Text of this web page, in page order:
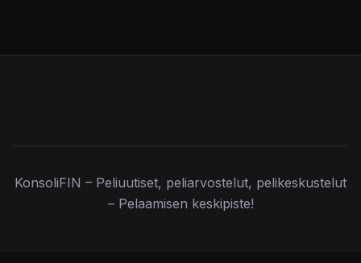
KonsoliFIN – Peliuutiset, peliarvostelut, pelikeskustelut
– Pelaamisen keskipiste!